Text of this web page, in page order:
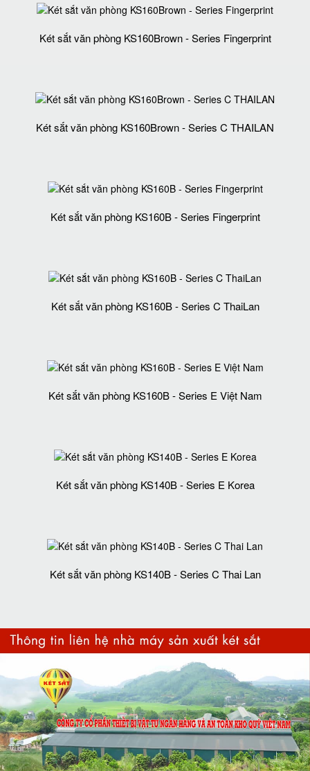
Két sắt văn phòng KS160Brown - Series Fingerprint
Két sắt văn phòng KS160Brown - Series C THAILAN
Két sắt văn phòng KS160B - Series Fingerprint
Két sắt văn phòng KS160B - Series C ThaiLan
Két sắt văn phòng KS160B - Series E Việt Nam
Két sắt văn phòng KS140B - Series E Korea
Két sắt văn phòng KS140B - Series C Thai Lan